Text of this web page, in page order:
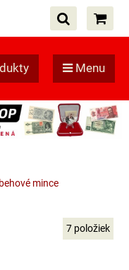
Menu
mince
7 položiek